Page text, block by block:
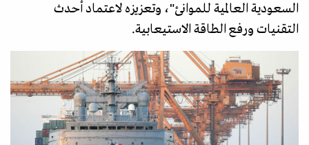
السعودية العالمية للموانئ"، وتعزيزه لاعتماد أحدث
التقنيات ورفع الطاقة الاستيعابية.